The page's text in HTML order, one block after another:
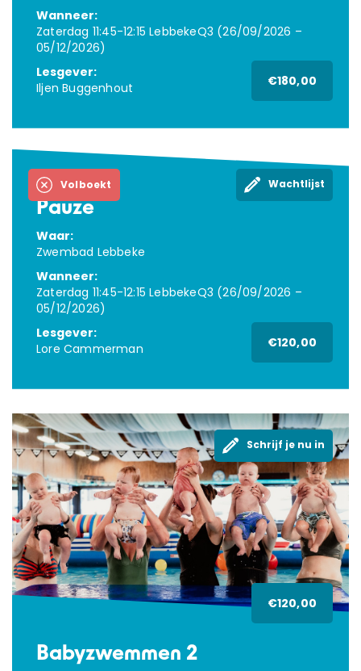
€180,00
Wanneer:
Zaterdag 11:45-12:15 LebbekeQ3 (26/09/2026 –
05/12/2026)
Lesgever:
Iljen Buggenhout
Wachtlijst
Volboekt
€120,00
Pauze
Waar:
Zwembad Lebbeke
Wanneer:
Zaterdag 11:45-12:15 LebbekeQ3 (26/09/2026 –
05/12/2026)
Lesgever:
Lore Cammerman
Schrijf je nu in
€120,00
Babyzwemmen 2